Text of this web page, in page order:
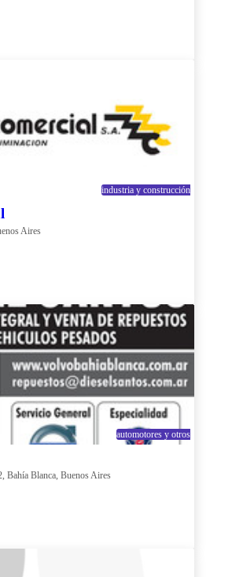
industria y construcción
Aires
automotores y otros
Bahía Blanca, Buenos Aires